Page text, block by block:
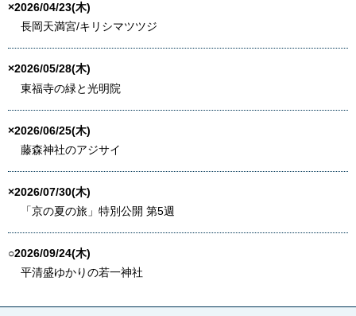
×2026/04/23(木)
長岡天満宮/キリシマツツジ
×2026/05/28(木)
東福寺の緑と光明院
×2026/06/25(木)
藤森神社のアジサイ
×2026/07/30(木)
「京の夏の旅」特別公開 第5週
○2026/09/24(木)
平清盛ゆかりの若一神社